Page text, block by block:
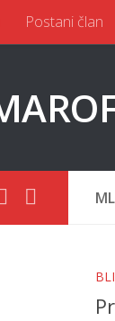
Postani član